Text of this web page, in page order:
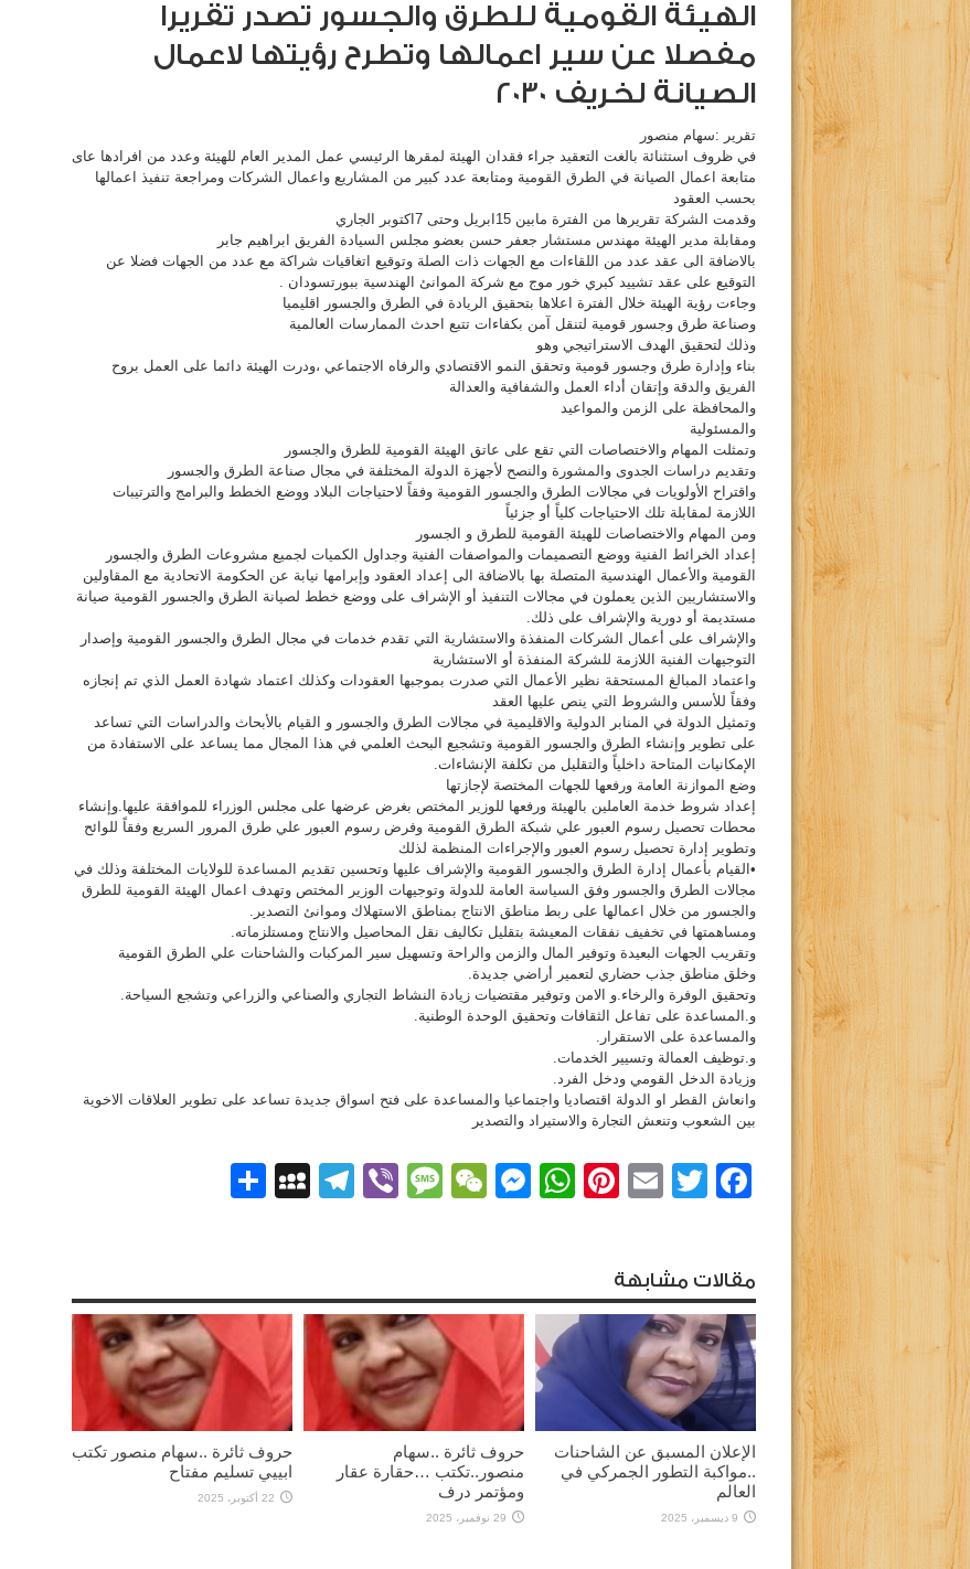
الهيئة القومية للطرق والجسور تصدر تقريرا
مفصلا عن سير اعمالها وتطرح رؤيتها لاعمال
الصيانة لخريف 2030
تقرير :سهام منصور
في ظروف استثنائة بالغت التعقيد جراء فقدان الهيئة لمقرها الرئيسي عمل المدير العام للهيئة وعدد من افرادها عاى
متابعة اعمال الصيانة في الطرق القومية ومتابعة عدد كبير من المشاريع واعمال الشركات ومراجعة تنفيذ اعمالها
بحسب العقود
وقدمت الشركة تقريرها من الفترة مابين 15ابريل وحتى 7اكتوبر الجاري
ومقابلة مدير الهيئة مهندس مستشار جعفر حسن بعضو مجلس السيادة الفريق ابراهيم جابر
بالاضافة الى عقد عدد من اللقاءات مع الجهات ذات الصلة وتوقيع اتغاقيات شراكة مع عدد من الجهات فضلا عن
التوقيع على عقد تشييد كبري خور موج مع شركة الموانئ الهندسية ببورتسودان .
وجاءت رؤية الهيئة خلال الفترة اعلاها بتحقيق الريادة في الطرق والجسور اقليميا
وصناعة طرق وجسور قومية لتنقل آمن بكفاءات تتبع احدث الممارسات العالمية
وذلك لتحقيق الهدف الاستراتيجي وهو
بناء وإدارة طرق وجسور قومية وتحقق النمو الاقتصادي والرفاه الاجتماعي ،ودرت الهيئة دائما على العمل بروح
الفريق والدقة وإتقان أداء العمل والشفافية والعدالة
والمحافظة على الزمن والمواعيد
والمسئولية
وتمثلت المهام والاختصاصات التي تقع على عاتق الهيئة القومية للطرق والجسور
وتقديم دراسات الجدوى والمشورة والنصح لأجهزة الدولة المختلفة في مجال صناعة الطرق والجسور
واقتراح الأولويات في مجالات الطرق والجسور القومية وفقاً لاحتياجات البلاد ووضع الخطط والبرامج والترتيبات
اللازمة لمقابلة تلك الاحتياجات كلياً أو جزئياً
ومن المهام والاختصاصات للهيئة القومية للطرق و الجسور
إعداد الخرائط الفنية ووضع التصميمات والمواصفات الفنية وجداول الكميات لجميع مشروعات الطرق والجسور
القومية والأعمال الهندسية المتصلة بها بالاضافة الى إعداد العقود وإبرامها نيابة عن الحكومة الاتحادية مع المقاولين
والاستشاريين الذين يعملون في مجالات التنفيذ أو الإشراف على ووضع خطط لصيانة الطرق والجسور القومية صيانة
مستديمة أو دورية والإشراف على ذلك.
والإشراف على أعمال الشركات المنفذة والاستشارية التي تقدم خدمات في مجال الطرق والجسور القومية وإصدار
التوجيهات الفنية اللازمة للشركة المنفذة أو الاستشارية
واعتماد المبالغ المستحقة نظير الأعمال التي صدرت بموجبها العقودات وكذلك اعتماد شهادة العمل الذي تم إنجازه
وفقاً للأسس والشروط التي ينص عليها العقد
وتمثيل الدولة في المنابر الدولية والاقليمية في مجالات الطرق والجسور و القيام بالأبحاث والدراسات التي تساعد
على تطوير وإنشاء الطرق والجسور القومية وتشجيع البحث العلمي في هذا المجال مما يساعد على الاستفادة من
الإمكانيات المتاحة داخلياً والتقليل من تكلفة الإنشاءات.
وضع الموازنة العامة ورفعها للجهات المختصة لإجازتها
إعداد شروط خدمة العاملين بالهيئة ورفعها للوزير المختص بغرض عرضها على مجلس الوزراء للموافقة عليها.وإنشاء
محطات تحصيل رسوم العبور علي شبكة الطرق القومية وفرض رسوم العبور علي طرق المرور السريع وفقاً للوائح
وتطوير إدارة تحصيل رسوم العبور والإجراءات المنظمة لذلك
•القيام بأعمال إدارة الطرق والجسور القومية والإشراف عليها وتحسين تقديم المساعدة للولايات المختلفة وذلك في
مجالات الطرق والجسور وفق السياسة العامة للدولة وتوجيهات الوزير المختص وتهدف اعمال الهيئة القومية للطرق
والجسور من خلال اعمالها على ربط مناطق الانتاج بمناطق الاستهلاك وموانئ التصدير.
ومساهمتها في تخفيف نفقات المعيشة بتقليل تكاليف نقل المحاصيل والانتاج ومستلزماته.
وتقريب الجهات البعيدة وتوفير المال والزمن والراحة وتسهيل سير المركبات والشاحنات علي الطرق القومية
وخلق مناطق جذب حضاري لتعمير أراضي جديدة.
وتحقيق الوفرة والرخاء.و الامن وتوفير مقتضيات زيادة النشاط التجاري والصناعي والزراعي وتشجع السياحة.
و.المساعدة على تفاعل الثقافات وتحقيق الوحدة الوطنية.
والمساعدة على الاستقرار.
و.توظيف العمالة وتسيير الخدمات.
وزيادة الدخل القومي ودخل الفرد.
وانعاش القطر او الدولة اقتصاديا واجتماعيا والمساعدة على فتح اسواق جديدة تساعد على تطوير العلاقات الاخوية
بين الشعوب وتنعش التجارة والاستيراد والتصدير
Facebook
Twitter
Email
Pinterest
WhatsApp
Messenger
WeChat
Message
Viber
Telegram
MySpace
مقالات مشابهة
الإعلان المسبق عن الشاحنات
..مواكبة التطور الجمركي في
العالم
9 ديسمبر، 2025
حروف ثائرة ..سهام
منصور..تكتب …حقارة عقار
ومؤتمر درف
29 نوفمبر، 2025
حروف ثائرة ..سهام منصور تكتب
ابييي تسليم مفتاح
22 أكتوبر، 2025